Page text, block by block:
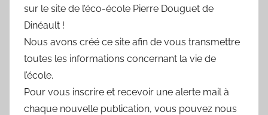
sur le site de l’éco-école Pierre Douguet de
Dinéault !
Nous avons créé ce site afin de vous transmettre
toutes les informations concernant la vie de
l’école.
Pour vous inscrire et recevoir une alerte mail à
chaque nouvelle publication, vous pouvez nous